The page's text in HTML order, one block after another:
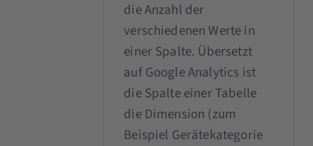
die Anzahl der
verschiedenen Werte in
einer Spalte. Übersetzt
auf Google Analytics ist
die Spalte einer Tabelle
die Dimension (zum
Beispiel Gerätekategorie